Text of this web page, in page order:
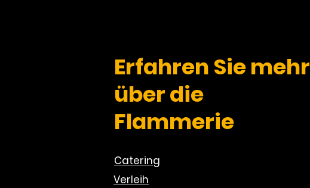
Erfahren Sie mehr
über die
Flammerie
Catering
Verleih